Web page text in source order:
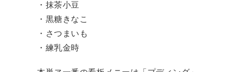
・抹茶小豆
・黒糖きなこ
・さつまいも
・練乳金時